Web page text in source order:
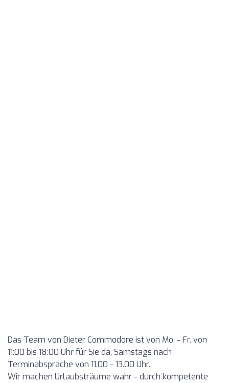
Das Team von Dieter Commodore ist von Mo. - Fr. von
11:00 bis 18:00 Uhr für Sie da, Samstags nach
Terminabsprache von 11.00 - 13.00 Uhr.
Wir machen Urlaubsträume wahr - durch kompetente